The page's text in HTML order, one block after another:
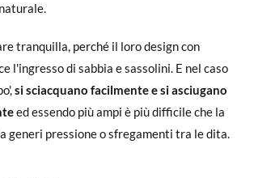
tranquilla, perché il loro design con
l'ingresso di sabbia e sassolini. E nel caso
si sciacquano facilmente e si asciugano
ed essendo più ampi è più difficile che la
generi pressione o sfregamenti tra le dita.